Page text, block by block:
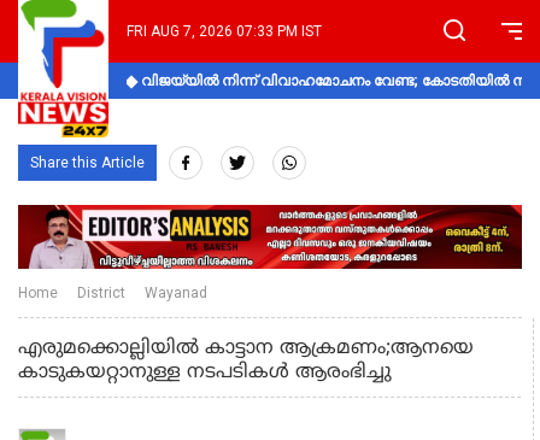
FRI AUG 7, 2026 07:33 PM IST
വിജയ്‌യിൽ നിന്ന് വിവാഹമോചനം വേണ്ട; കോടതിയിൽ
Share this Article
Home District Wayanad
എരുമക്കൊല്ലിയില്‍ കാട്ടാന ആക്രമണം;ആനയെ
കാടുകയറ്റാനുള്ള നടപടികള്‍ ആരംഭിച്ചു